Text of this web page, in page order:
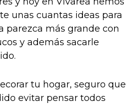
unas cuantas ideas para
parezca más grande con
y además sacarle
tu hogar, seguro que
evitar pensar todos